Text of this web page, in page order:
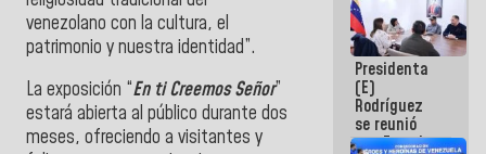
venezolano con la cultura, el
patrimonio y nuestra identidad”.
La exposición “En ti Creemos Señor”
estará abierta al público durante dos
meses, ofreciendo a visitantes y
mantenimiento
e inspección
en la Línea 2
Presidenta
(E)
Rodríguez
se reunió
con Estado